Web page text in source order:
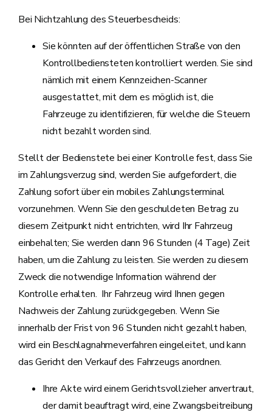
Bei Nichtzahlung des Steuerbescheids:
Sie könnten auf der öffentlichen Straße von den
Kontrollbediensteten kontrolliert werden. Sie sind
nämlich mit einem Kennzeichen-Scanner
ausgestattet, mit dem es möglich ist, die
Fahrzeuge zu identifizieren, für welche die Steuern
nicht bezahlt worden sind.
Stellt der Bedienstete bei einer Kontrolle fest, dass Sie
im Zahlungsverzug sind, werden Sie aufgefordert, die
Zahlung sofort über ein mobiles Zahlungsterminal
vorzunehmen. Wenn Sie den geschuldeten Betrag zu
diesem Zeitpunkt nicht entrichten, wird Ihr Fahrzeug
einbehalten; Sie werden dann 96 Stunden (4 Tage) Zeit
haben, um die Zahlung zu leisten. Sie werden zu diesem
Zweck die notwendige Information während der
Kontrolle erhalten. Ihr Fahrzeug wird Ihnen gegen
Nachweis der Zahlung zurückgegeben. Wenn Sie
innerhalb der Frist von 96 Stunden nicht gezahlt haben,
wird ein Beschlagnahmeverfahren eingeleitet, und kann
das Gericht den Verkauf des Fahrzeugs anordnen.
Ihre Akte wird einem Gerichtsvollzieher anvertraut,
der damit beauftragt wird, eine Zwangsbeitreibung